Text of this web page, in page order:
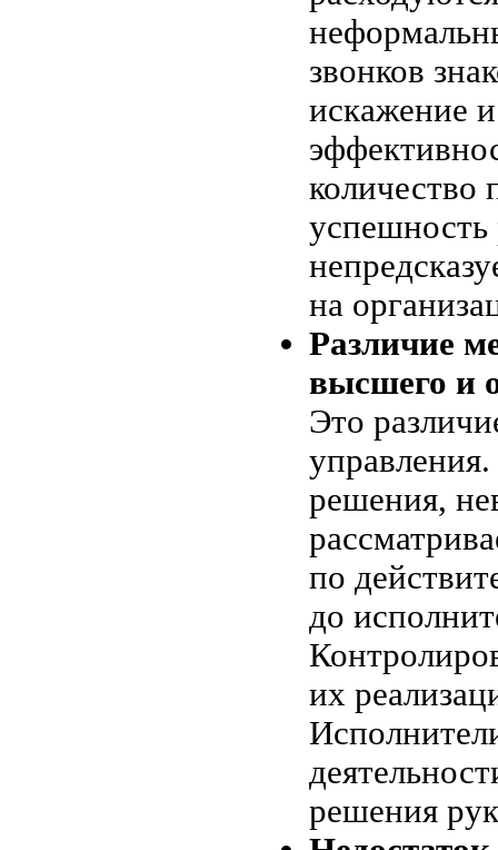
звонков
искажение
количество
успешность
на
Различие
высшего и
Это
решения,
по
до
их
решения